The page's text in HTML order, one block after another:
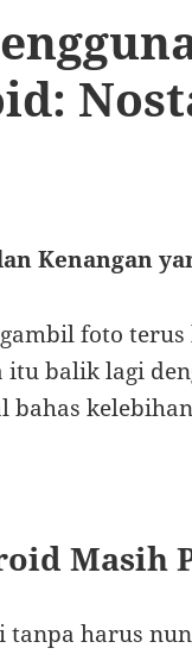
Kenangan
foto
balik lagi
Masih
tanpa harus